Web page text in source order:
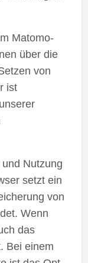
Matomo-
über die
von
ist
Nutzung
setzt ein
von
Wenn
das
Bei einem